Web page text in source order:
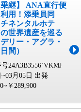
乗継】 ANA直行便
用！添乗員同
ネンタルホテ
世界遺産を巡る
リー・アグラ・
間）
24A3B3556`VKMJ
~03月05日 出発
￥289,900